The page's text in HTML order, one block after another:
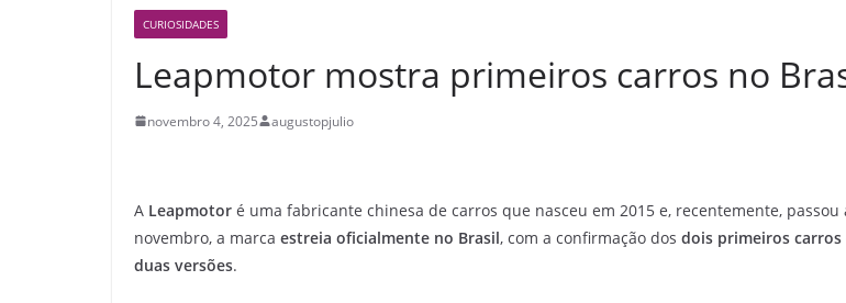
CURIOSIDADES
Leapmotor mostra primeiros carros no
novembro 4, 2025 augustopjulio
A Leapmotor é uma fabricante chinesa de carros que nasceu em 2015 e, recentemente, passou
novembro, a marca estreia oficialmente no Brasil, com a confirmação dos dois primeiros
duas versões.